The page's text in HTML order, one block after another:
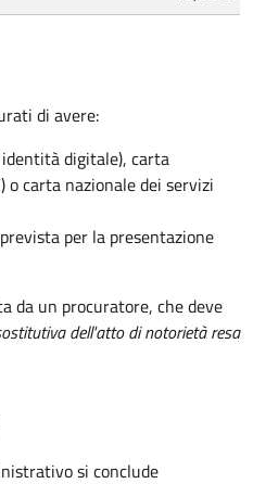
di avere:
digitale), carta
o carta nazionale dei servizi
per la presentazione
da un procuratore, che deve
dell'atto di notorietà resa
si conclude